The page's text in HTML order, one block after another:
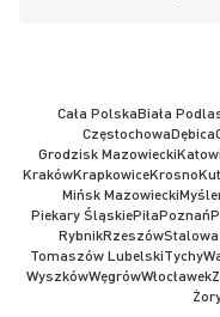
Cała PolskaBiała
CzęstochowaDębica
Grodzisk Mazowiecki
KrakówKrapkowiceKrosno
Mińsk Mazowiecki
Piekary ŚląskiePiłaPoznań
RybnikRzeszów
Tomaszów LubelskiTychy
WyszkówWęgrówWłocławek